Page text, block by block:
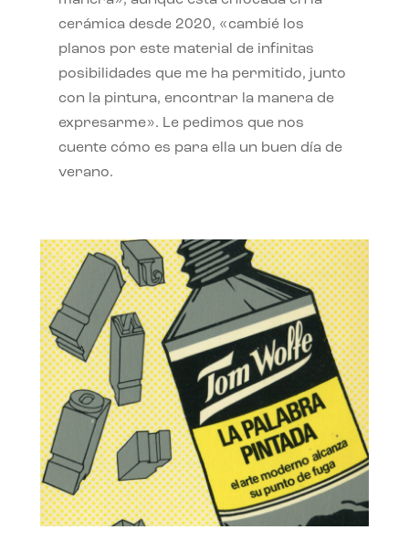
cerámica desde 2020, «cambié los
planos por este material de infinitas
posibilidades que me ha permitido, junto
con la pintura, encontrar la manera de
expresarme». Le pedimos que nos
cuente cómo es para ella un buen día de
verano.